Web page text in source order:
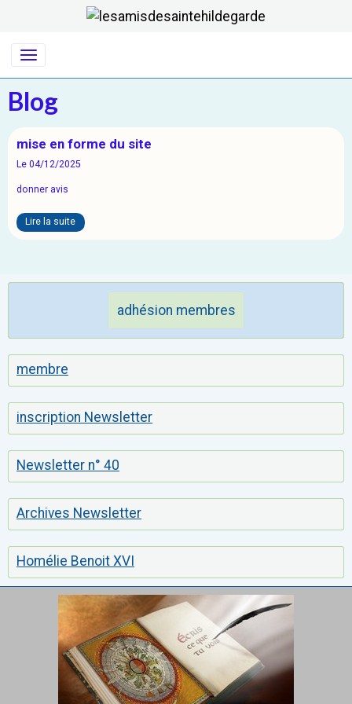
Blog
mise en forme du site
Le 04/12/2025
donner avis
Lire la suite
adhésion membres
membre
inscription Newsletter
Newsletter n° 40
Archives Newsletter
Homélie Benoit XVI